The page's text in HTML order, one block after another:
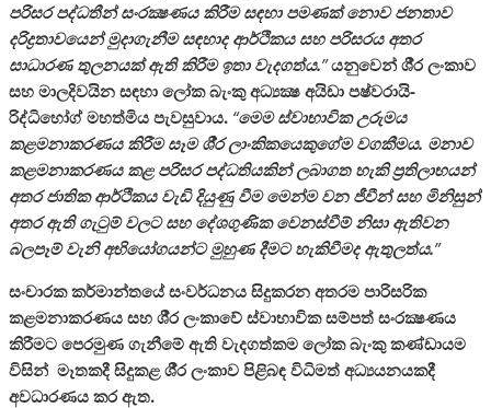
පරිසර පද්ධතීන් සංරක්‍ෂණය කිරීම සඳහා පමණක් නොව ජනතාව
දරිද්‍රතාවයෙන් මුදාගැනීම සඳහාද ආර්ථිකය සහ පරිසරය අතර
සාධාරණ තුලනයක් ඇති කිරීම ඉතා වැදගත්ය.” යනුවෙන් ශී‍්‍ර ලංකාව
සහ මාලදිවයින සඳහා ලෝක බැංකු අධ්‍යක්‍ෂ අයිඩා පෂ්වරායි-
රිද්ධිහෝග් මහත්මිය පැවසුවාය. “මෙම ස්වාභාවික උරුමය
කළමනාකරණය කිරීම සෑම ශී‍්‍ර ලාංකිකයෙකුගේම වගකීමය. මනාව
කළමනාකරණය කළ පරිසර පද්ධතියකින් ලබාගත හැකි ප‍්‍රතිලාභයන්
අතර ජාතික ආර්ථිකය වැඩි දියුණු වීම මෙන්ම වන ජීවීන් සහ මිනිසුන්
අතර ඇති ගැටුම් වලට සහ දේශගුණික වෙනස්වීම් නිසා ඇතිවන
බලපෑම් වැනි අභියෝගයන්ට මුහුණ දීමට හැකිවීමද ඇතුලත්ය.”
සංචාරක කර්මාන්තයේ සංවර්ධනය සිදුකරන අතරම පාරිසරික
කළමනාකරණය සහ ශී‍්‍ර ලංකාවේ ස්වාභාවික සම්පත් සංරක්‍ෂණය
කිරීමට පෙරමුණ ගැනීමේ ඇති වැදගත්කම ලෝක බැංකු කණ්ඩායම
විසින් මෑතකදී සිදුකළ ශී‍්‍ර ලංකාව පිළිබඳ විධිමත් අධ්‍යයනයකදී
අවධාරණය කර ඇත.